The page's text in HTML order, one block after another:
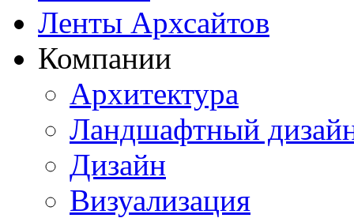
Ленты Архсайтов
Компании
Архитектура
Ландшафтный
Дизайн
Визуализация